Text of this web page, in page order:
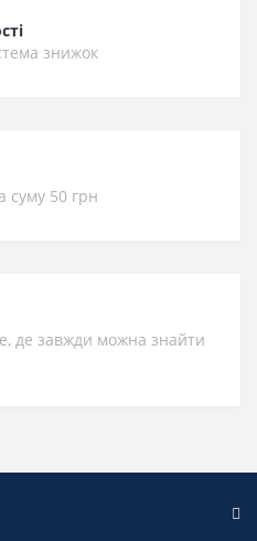
знижок
суму 50 грн
де завжди можна знайти